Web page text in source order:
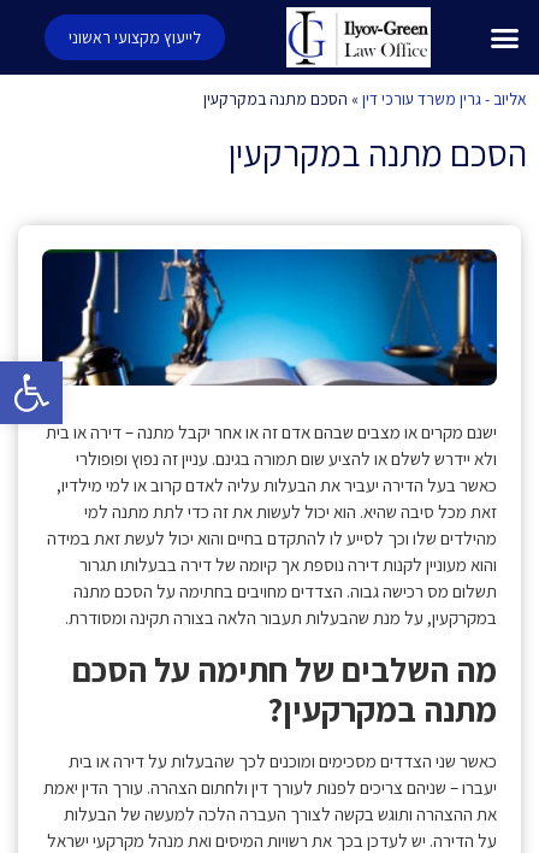
פתח
לייעוץ מקצועי ראשוני
אליוב - גרין משרד עורכי דין» הסכם מתנה במקרקעין
הסכם מתנה במקרקעין
ישנם מקרים או מצבים שבהם אדם זה או אחר יקבל מתנה – דירה או בית
ולא יידרש לשלם או להציע שום תמורה בגינם. עניין זה נפוץ ופופולרי
כאשר בעל הדירה יעביר את הבעלות עליה לאדם קרוב או למי מילדיו,
זאת מכל סיבה שהיא. הוא יכול לעשות את זה כדי לתת מתנה למי
מהילדים שלו וכך לסייע לו להתקדם בחיים והוא יכול לעשת זאת במידה
והוא מעוניין לקנות דירה נוספת אך קיומה של דירה בבעלותו תגרור
תשלום מס רכישה גבוה. הצדדים מחויבים בחתימה על הסכם מתנה
במקרקעין, על מנת שהבעלות תעבור הלאה בצורה תקינה ומסודרת.
מה השלבים של חתימה על הסכם
מתנה במקרקעין?
כאשר שני הצדדים מסכימים ומוכנים לכך שהבעלות על דירה או בית
יעברו – שניהם צריכים לפנות לעורך דין ולחתום הצהרה. עורך הדין יאמת
את ההצהרה ותוגש בקשה לצורך העברה הלכה למעשה של הבעלות
על הדירה. יש לעדכן בכך את רשויות המיסים ואת מנהל מקרקעי ישראל